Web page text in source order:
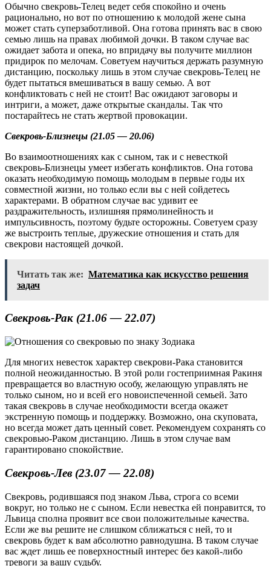
Обычно свекровь-Телец ведет себя спокойно и очень
рационально, но вот по отношению к молодой жене сына
может стать суперзаботливой. Она готова принять вас в свою
семью лишь на правах любимой дочки. В таком случае вас
ожидает забота и опека, но впридачу вы получите миллион
придирок по мелочам. Советуем научиться держать разумную
дистанцию, поскольку лишь в этом случае свекровь-Телец не
будет пытаться вмешиваться в вашу семью. А вот
конфликтовать с ней не стоит! Вас ожидают заговоры и
интриги, а может, даже открытые скандалы. Так что
постарайтесь не стать жертвой провокации.
Свекровь-Близнецы (21.05 — 20.06)
Во взаимоотношениях как с сыном, так и с невесткой
свекровь-Близнецы умеет избегать конфликтов. Она готова
оказать необходимую помощь молодым в первые годы их
совместной жизни, но только если вы с ней сойдетесь
характерами. В обратном случае вас удивит ее
раздражительность, излишняя прямолинейность и
импульсивность, поэтому будьте осторожны. Советуем сразу
же выстроить теплые, дружеские отношения и стать для
свекрови настоящей дочкой.
Читать так же: Математика как искусство решения
задач
Свекровь-Рак (21.06 — 22.07)
Для многих невесток характер свекрови-Рака становится
полной неожиданностью. В этой роли гостеприимная Ракиня
превращается во властную особу, желающую управлять не
только сыном, но и всей его новоиспеченной семьей. Зато
такая свекровь в случае необходимости всегда окажет
экстренную помощь и поддержку. Возможно, она скуповата,
но всегда может дать ценный совет. Рекомендуем сохранять со
свекровью-Раком дистанцию. Лишь в этом случае вам
гарантировано спокойствие.
Свекровь-Лев (23.07 — 22.08)
Свекровь, родившаяся под знаком Льва, строга со всеми
вокруг, но только не с сыном. Если невестка ей понравится, то
Львица сполна проявит все свои положительные качества.
Если же вы решите не слишком сближаться с ней, то и
свекровь будет к вам абсолютно равнодушна. В таком случае
вас ждет лишь ее поверхностный интерес без какой-либо
тревоги за вашу судьбу.